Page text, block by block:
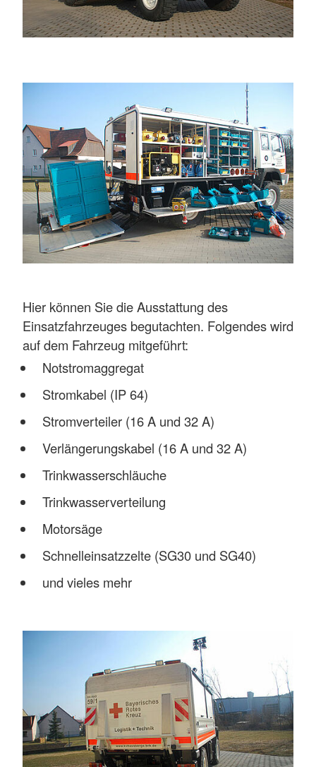
Hier können Sie die Ausstattung des
Einsatzfahrzeuges begutachten. Folgendes wird
auf dem Fahrzeug mitgeführt:
Notstromaggregat
Stromkabel (IP 64)
Stromverteiler (16 A und 32 A)
Verlängerungskabel (16 A und 32 A)
Trinkwasserschläuche
Trinkwasserverteilung
Motorsäge
Schnelleinsatzzelte (SG30 und SG40)
und vieles mehr